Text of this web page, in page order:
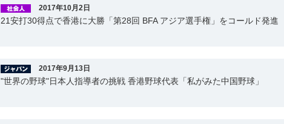
2017年10月2日
21安打30得点で香港に大勝「第28回 BFA アジア選手権」をコールド発進
2017年9月13日
"世界の野球"日本人指導者の挑戦 香港野球代表「私がみた中国野球」